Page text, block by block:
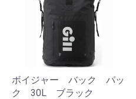
ボイジャー バック パッ
ク 30L ブラック